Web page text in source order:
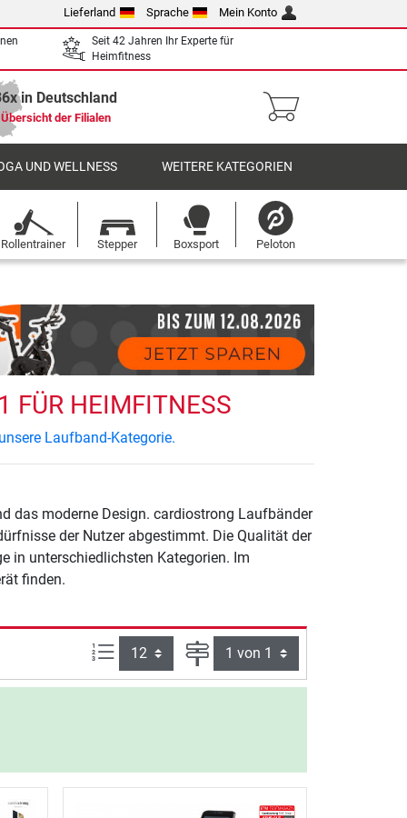
Lieferland Sprache Mein Konto
Seit 42 Jahren Ihr Experte für
Heimfitness
in Deutschland
Übersicht der Filialen
UND WELLNESS WEITERE KATEGORIEN
Rollentrainer Stepper Boxsport Peloton
FÜR HEIMFITNESS
Laufband-Kategorie.
das moderne Design. cardiostrong Laufbänder
der Nutzer abgestimmt. Die Qualität der
in unterschiedlichsten Kategorien. Im
finden.
Artikel pro Seite: Seite